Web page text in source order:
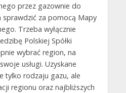
przez gazownie do
sprawdzić za pomocą Mapy
Trzeba wyłącznie
Polskiej Spółki
wybrać region, na
usługi. Uzyskane
tylko rodzaju gazu, ale
regionu oraz najbliższych